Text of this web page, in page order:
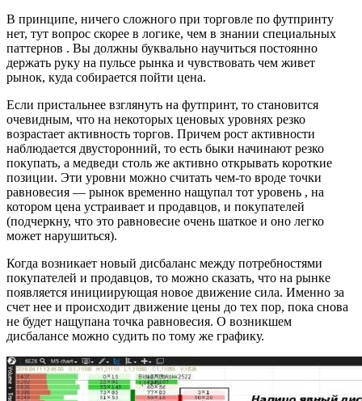
В принципе, ничего сложного при торговле по футпринту
нет, тут вопрос скорее в логике, чем в знании специальных
паттернов . Вы должны буквально научиться постоянно
держать руку на пульсе рынка и чувствовать чем живет
рынок, куда собирается пойти цена.
Если пристальнее взглянуть на футпринт, то становится
очевидным, что на некоторых ценовых уровнях резко
возрастает активность торгов. Причем рост активности
наблюдается двусторонний, то есть быки начинают резко
покупать, а медведи столь же активно открывать короткие
позиции. Эти уровни можно считать чем-то вроде точки
равновесия — рынок временно нащупал тот уровень , на
котором цена устраивает и продавцов, и покупателей
(подчеркну, что это равновесие очень шаткое и оно легко
может нарушиться).
Когда возникает новый дисбаланс между потребностями
покупателей и продавцов, то можно сказать, что на рынке
появляется инициирующая новое движение сила. Именно за
счет нее и происходит движение цены до тех пор, пока снова
не будет нащупана точка равновесия. О возникшем
дисбалансе можно судить по тому же графику.